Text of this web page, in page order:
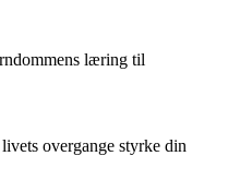
læring til
overgange styrke din